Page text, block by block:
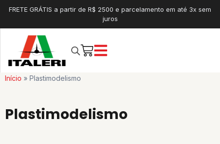
FRETE GRÁTIS a partir de R$ 2500 e parcelamento em até 3x sem
juros
Início » Plastimodelismo
Plastimodelismo